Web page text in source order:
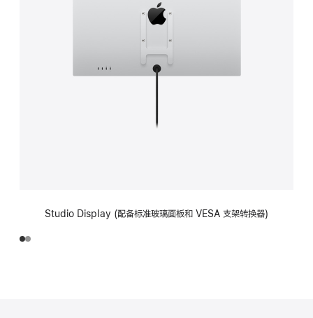
Studio Display (配备标准玻璃面板和 VESA 支架转换器)